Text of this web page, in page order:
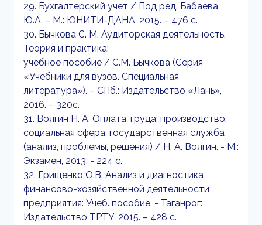
29. Бухгалтерский учет / Под ред. Бабаева
Ю.А. – М.: ЮНИТИ-ДАНА, 2015. – 476 с.
30. Бычкова С. М. Аудиторская деятельность.
Теория и практика:
учебное пособие / С.М. Бычкова (Серия
«Учебники для вузов. Специальная
литература»). – СПб.: Издательство «Лань»,
2016. – 320с.
31. Волгин Н. А. Оплата труда: производство,
социальная сфера, государственная служба
(анализ, проблемы, решения) / Н. А. Волгин. - М.:
Экзамен, 2013. - 224 c.
32. Грищенко О.В. Анализ и диагностика
финансово-хозяйственной деятельности
предприятия: Учеб. пособие. - Таганрог:
Издательство ТРТУ, 2015. – 428 с.